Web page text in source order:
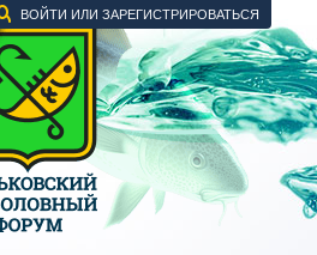
ВОЙТИ ИЛИ ЗАРЕГИСТРИРОВАТЬСЯ